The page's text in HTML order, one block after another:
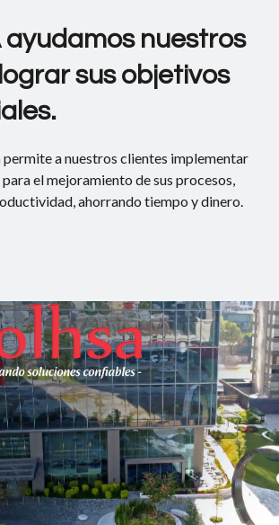
ayudamos nuestros
sus objetivos
a nuestros clientes implementar
el mejoramiento de sus procesos,
ahorrando tiempo y dinero.